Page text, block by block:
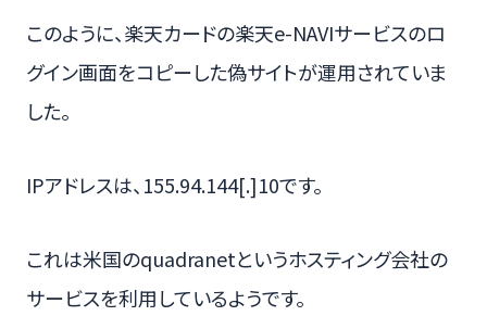
このように、楽天カードの楽天e-NAVIサービスのロ
グイン画面をコピーした偽サイトが運用されていま
した。
IPアドレスは、155.94.144[.]10です。
これは米国のquadranetというホスティング会社の
サービスを利用しているようです。